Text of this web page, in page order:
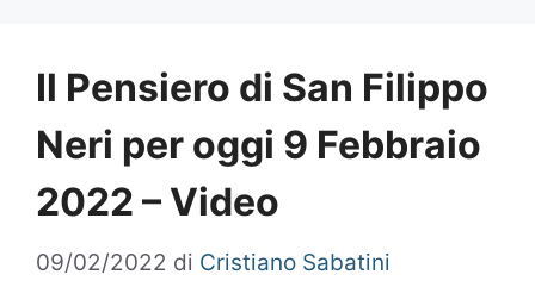
Il Pensiero di San Filippo
Neri per oggi 9 Febbraio
2022 – Video
09/02/2022 di Cristiano Sabatini